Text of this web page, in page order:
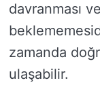
davranması
zamanda
ulaşabilir.